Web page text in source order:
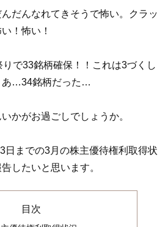
だんなれてきそうで怖い。クラッ
！怖い！
で33銘柄確保！！これは3づくし
あ…34銘柄だった…
かがお過ごしでしょうか。
日までの3月の株主優待権利取得状
したいと思います。
目次